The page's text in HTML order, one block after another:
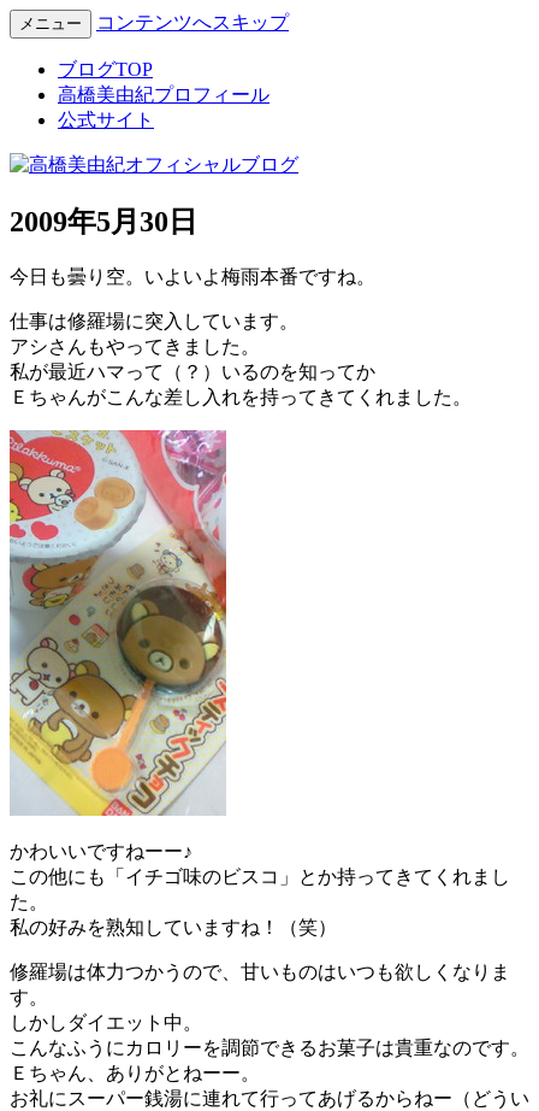
高橋美由紀オフィシャルブロ
グ
Miyuki Takahashi Official Blog
メニュー コンテンツへスキップ
ブログTOP
高橋美由紀プロフィール
公式サイト
2009年5月30日
今日も曇り空。いよいよ梅雨本番ですね。
仕事は修羅場に突入しています。
アシさんもやってきました。
私が最近ハマって（？）いるのを知ってか
Ｅちゃんがこんな差し入れを持ってきてくれました。
かわいいですねーー♪
この他にも「イチゴ味のビスコ」とか持ってきてくれまし
た。
私の好みを熟知していますね！（笑）
修羅場は体力つかうので、甘いものはいつも欲しくなりま
す。
しかしダイエット中。
こんなふうにカロリーを調節できるお菓子は貴重なのです。
Ｅちゃん、ありがとねーー。
お礼にスーパー銭湯に連れて行ってあげるからねー（どうい